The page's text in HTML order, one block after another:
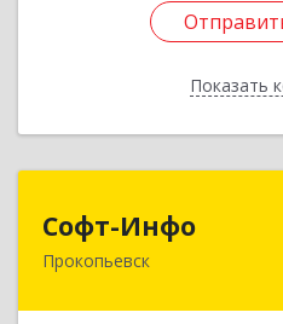
Показать
Софт-Инфо
Прокопьевск653039,